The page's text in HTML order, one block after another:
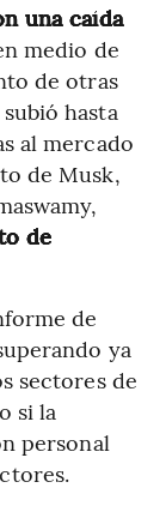
una caída
medio de
de otras
hasta
al mercado
de Musk,
de
de
ya
sectores de
si la
personal